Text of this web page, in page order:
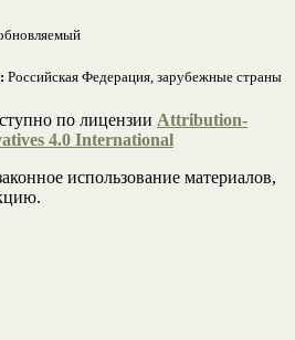
Российская Федерация, зарубежные страны
по лицензии Attribution-
4.0 International
использование материалов,